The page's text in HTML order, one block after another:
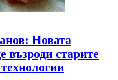
Новата
възроди старите